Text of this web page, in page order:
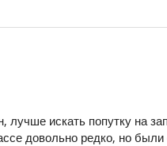
искать попутку на
довольно редко, но были